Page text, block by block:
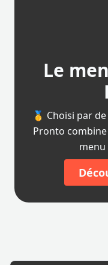
Le
🥇 Choisi par
Pronto
menu